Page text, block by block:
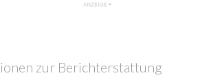
zur Berichterstattung